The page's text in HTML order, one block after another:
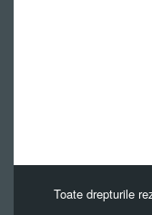
Toate drepturile